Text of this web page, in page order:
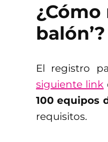
¿Cómo
balón’?
El registro
siguiente link
100 equipos
requisitos.